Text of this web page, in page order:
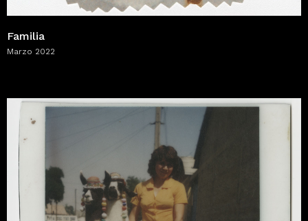
Familia
Marzo 2022